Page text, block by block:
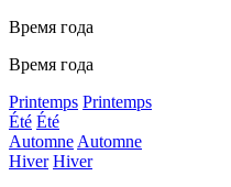
Время года
Время года
Printemps Printemps
Été Été
Automne Automne
Hiver Hiver